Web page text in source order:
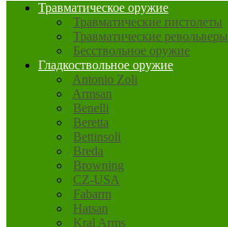
Травматическое оружие
Травматические пистолеты
Травматические револьверы
Бесствольное оружие
Гладкоствольное оружие
Antonio Zoli
Armsan
Benelli
Beretta
Bettinsoli
Breda
Browning
CZ-USA
Fabarm
Hatsan
Kral Arms